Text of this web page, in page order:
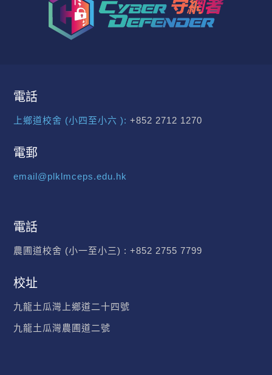
電話
上鄉道校舍 (小四至小六 ): +852 2712 1270
電郵
email@plklmceps.edu.hk
電話
農圃道校舍 (小一至小三) : +852 2755 7799
校址
九龍土瓜灣上鄉道二十四號
九龍土瓜灣農圃道二號